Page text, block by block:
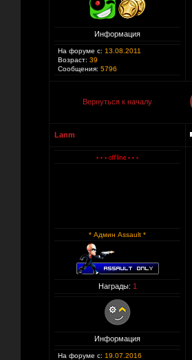
Информация
На форуме с: 13.08.2011
Возраст: 39
Сообщения: 5796
Вернуться к началу
Lanm
* Админ Assault *
Награды: 1
Информация
На форуме с: 19.07.2016